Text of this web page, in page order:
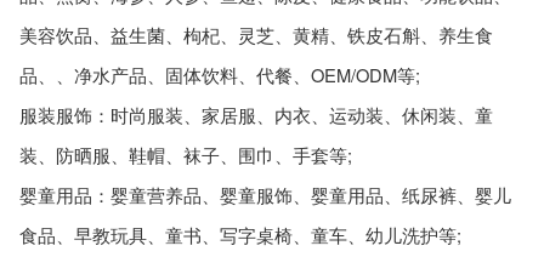
美容饮品、益生菌、枸杞、灵芝、黄精、铁皮石斛、养生食
品、、净水产品、固体饮料、代餐、OEM/ODM等;
服装服饰：时尚服装、家居服、内衣、运动装、休闲装、童
装、防晒服、鞋帽、袜子、围巾、手套等;
婴童用品：婴童营养品、婴童服饰、婴童用品、纸尿裤、婴儿
食品、早教玩具、童书、写字桌椅、童车、幼儿洗护等;